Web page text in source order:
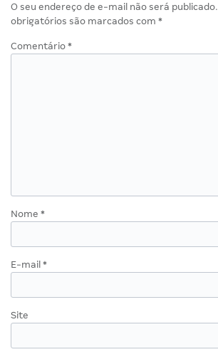
O seu endereço de e-mail não será publicado.
obrigatórios são marcados com *
Comentário *
Nome *
E-mail *
Site